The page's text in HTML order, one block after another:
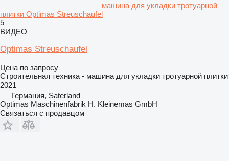
машина для укладки тротуарной
плитки Optimas Streuschaufel
5
ВИДЕО
Optimas Streuschaufel
Цена по запросу
Строительная техника - машина для укладки тротуарной плитки
2021
Германия, Saterland
Optimas Maschinenfabrik H. Kleinemas GmbH
Связаться с продавцом